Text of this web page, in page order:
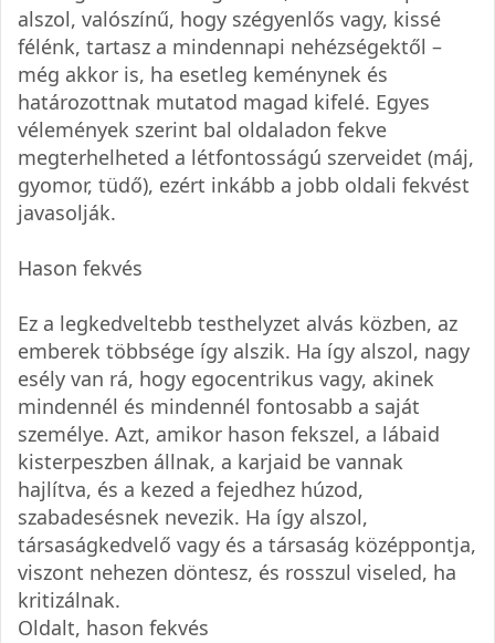
alszol, valószínű, hogy szégyenlős vagy, kissé
félénk, tartasz a mindennapi nehézségektől –
még akkor is, ha esetleg keménynek és
határozottnak mutatod magad kifelé. Egyes
vélemények szerint bal oldaladon fekve
megterhelheted a létfontosságú szerveidet (máj,
gyomor, tüdő), ezért inkább a jobb oldali fekvést
javasolják.
Hason fekvés
Ez a legkedveltebb testhelyzet alvás közben, az
emberek többsége így alszik. Ha így alszol, nagy
esély van rá, hogy egocentrikus vagy, akinek
mindennél és mindennél fontosabb a saját
személye. Azt, amikor hason fekszel, a lábaid
kisterpeszben állnak, a karjaid be vannak
hajlítva, és a kezed a fejedhez húzod,
szabadesésnek nevezik. Ha így alszol,
társaságkedvelő vagy és a társaság középpontja,
viszont nehezen döntesz, és rosszul viseled, ha
kritizálnak.
Oldalt, hason fekvés